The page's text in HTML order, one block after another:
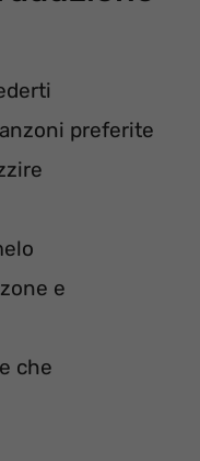
preferite
e
che